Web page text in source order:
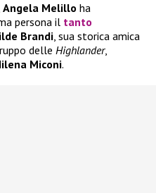
Angela Melillo ha
persona il tanto
Brandi, sua storica amica
delle Highlander,
Miconi.